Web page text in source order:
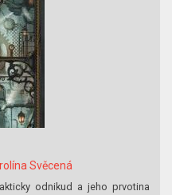
Svěcená
odnikud a jeho prvotina